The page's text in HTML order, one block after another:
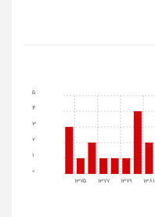
1375 1377 1379 1381
0
1
2
3
4
5